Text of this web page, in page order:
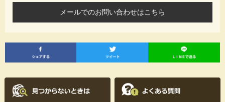
メールでのお問い合わせはこちら